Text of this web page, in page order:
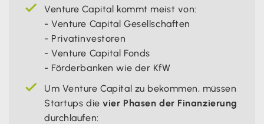
Venture Capital kommt meist von:
- Venture Capital Gesellschaften
- Privatinvestoren
- Venture Capital Fonds
- Förderbanken wie der KfW
Um Venture Capital zu bekommen, müssen
Startups dievier Phasen der Finanzierung
durchlaufen: